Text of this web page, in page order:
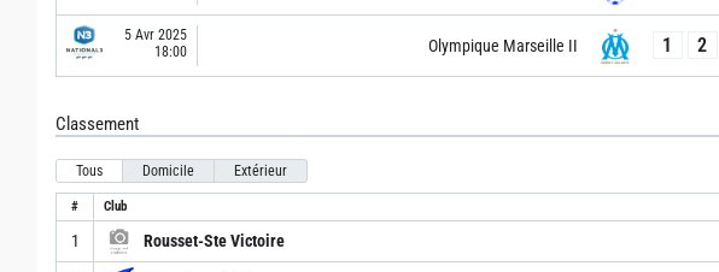
5 Avr 2025
18:00
Olympique Marseille II 1 2
Classement
Tous Domicile Extérieur
# Club
1 Rousset-Ste Victoire